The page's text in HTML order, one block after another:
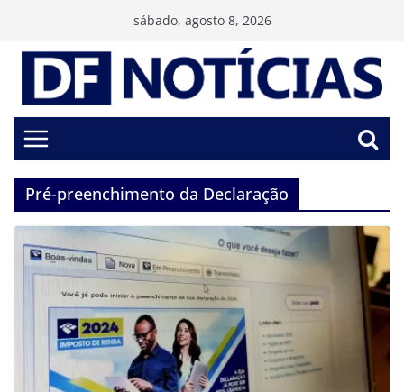
conteúdo
sábado, agosto 8, 2026
Pré-preenchimento da Declaração